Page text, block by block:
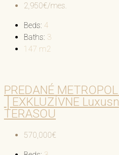
2,950€/mes.
Beds: 4
Baths: 3
147 m2
PREDANÉ
│EXKLUZÍVNE
TERASOU
570,000€